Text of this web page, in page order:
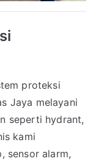
proteksi
Jaya melayani
seperti hydrant,
kami
sensor alarm,